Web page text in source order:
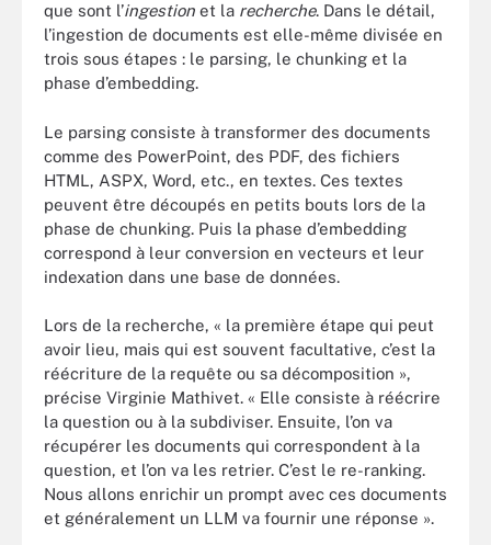
que sont l’ingestion et la recherche. Dans le détail,
l’ingestion de documents est elle-même divisée en
trois sous étapes : le parsing, le chunking et la
phase d’embedding.
Le parsing consiste à transformer des documents
comme des PowerPoint, des PDF, des fichiers
HTML, ASPX, Word, etc., en textes. Ces textes
peuvent être découpés en petits bouts lors de la
phase de chunking. Puis la phase d’embedding
correspond à leur conversion en vecteurs et leur
indexation dans une base de données.
Lors de la recherche, « la première étape qui peut
avoir lieu, mais qui est souvent facultative, c’est la
réécriture de la requête ou sa décomposition »,
précise Virginie Mathivet. « Elle consiste à réécrire
la question ou à la subdiviser. Ensuite, l’on va
récupérer les documents qui correspondent à la
question, et l’on va les retrier. C’est le re-ranking.
Nous allons enrichir un prompt avec ces documents
et généralement un LLM va fournir une réponse ».